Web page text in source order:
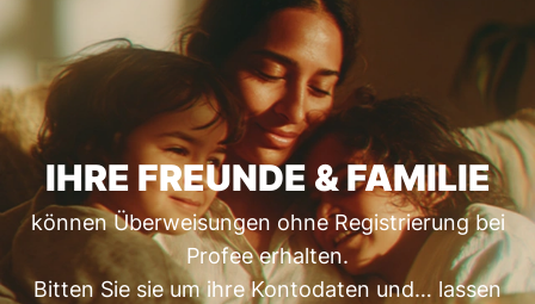
IHRE FREUNDE & FAMILIE
können Überweisungen ohne Registrierung bei
Profee erhalten.
Bitten Sie sie um ihre Kontodaten und… lassen